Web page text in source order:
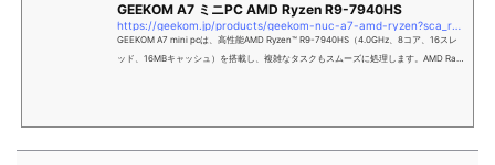
GEEKOM A7 ミニPC AMD Ryzen R9-7940HS
GEEKOM A7 mini pcは、高性能AMD Ryzen™ R9-7940HS（4.0GHz、8コア、16スレ
ッド、16MBキャッシュ）を搭載し、複雑なタスクもスムーズに処理します。AMD Rad